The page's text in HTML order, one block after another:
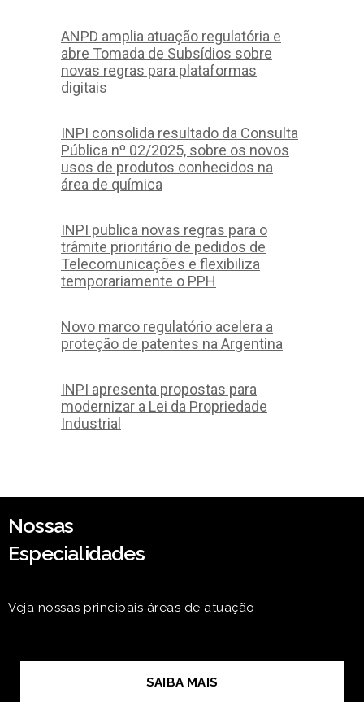
ANPD amplia atuação regulatória e
abre Tomada de Subsídios sobre
novas regras para plataformas
digitais
INPI consolida resultado da Consulta
Pública nº 02/2025, sobre os novos
usos de produtos conhecidos na
área de química
INPI publica novas regras para o
trâmite prioritário de pedidos de
Telecomunicações e flexibiliza
temporariamente o PPH
Novo marco regulatório acelera a
proteção de patentes na Argentina
INPI apresenta propostas para
modernizar a Lei da Propriedade
Industrial
Nossas
Especialidades
Veja nossas principais áreas de atuação
SAIBA MAIS